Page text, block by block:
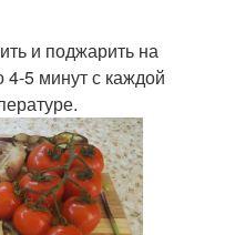
и поджарить на
5 минут с каждой